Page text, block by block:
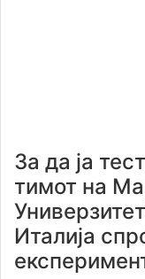
За да ја
тимот на
Италија